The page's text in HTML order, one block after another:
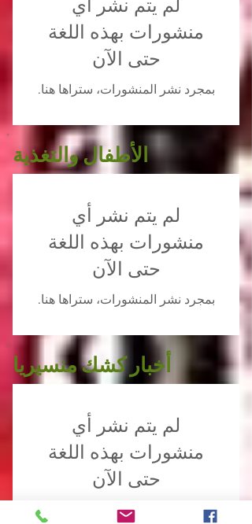
لم يتم نشر أي
منشورات بهذه اللغة
حتى الآن
بمجرد نشر المنشورات، ستراها هنا.
الأطفال والتغذية
لم يتم نشر أي
منشورات بهذه اللغة
حتى الآن
بمجرد نشر المنشورات، ستراها هنا.
أخبار كشك منسيريا
لم يتم نشر أي
منشورات بهذه اللغة
حتى الآن
بمجرد نشر المنشورات، ستراها هنا.